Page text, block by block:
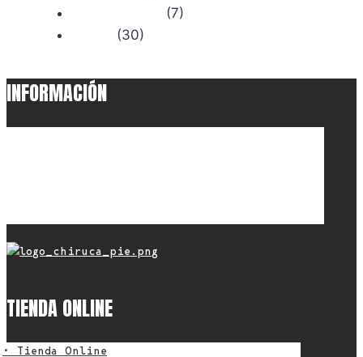
(7)
(30)
INFORMACIÓN
TIENDA ONLINE
• Tienda Online